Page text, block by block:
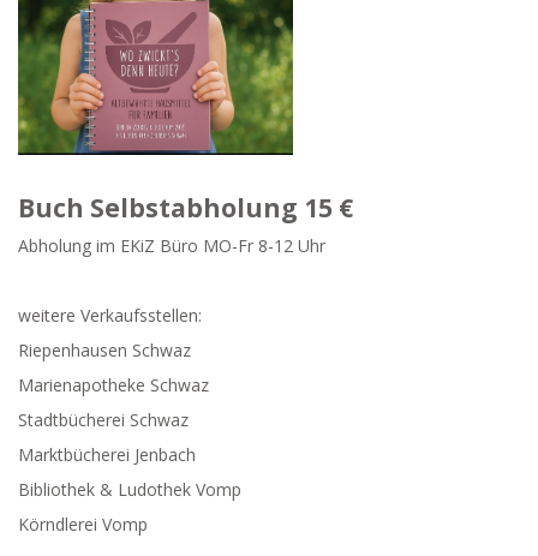
Buch Selbstabholung 15 €
Abholung im EKiZ Büro MO-Fr 8-12 Uhr
weitere Verkaufsstellen:
Riepenhausen Schwaz
Marienapotheke Schwaz
Stadtbücherei Schwaz
Marktbücherei Jenbach
Bibliothek & Ludothek Vomp
Körndlerei Vomp